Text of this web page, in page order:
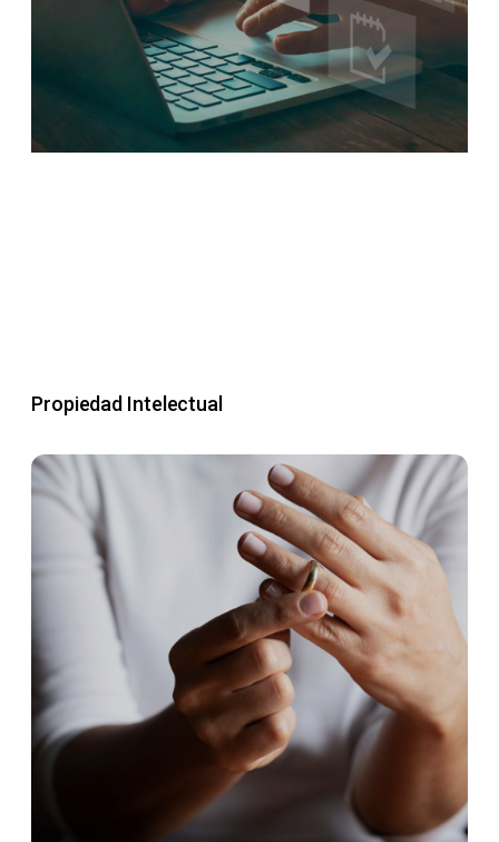
Propiedad Intelectual